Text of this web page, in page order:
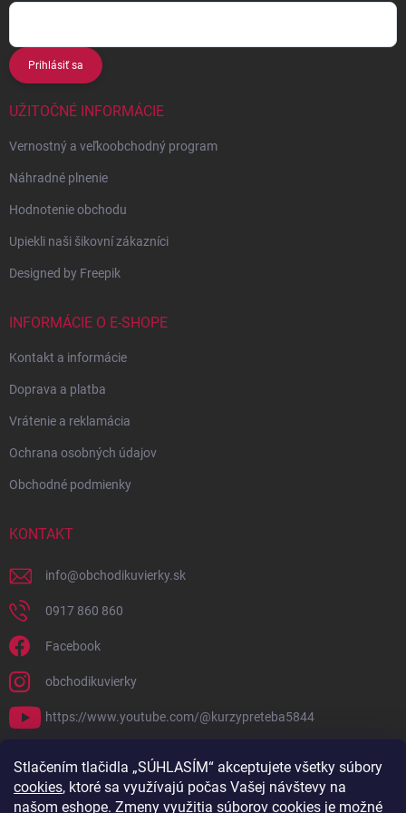
Stlačením tlačidla „SÚHLASÍM“ akceptujete všetky súbory
cookies, ktoré sa využívajú počas Vašej návštevy na
našom eshope. Zmeny využitia súborov cookies je možné
Prihlásiť sa
UŽITOČNÉ INFORMÁCIE
Vernostný a veľkoobchodný program
Náhradné plnenie
Hodnotenie obchodu
Upiekli naši šikovní zákazníci
Designed by Freepik
INFORMÁCIE O E-SHOPE
Kontakt a informácie
Doprava a platba
Vrátenie a reklamácia
Ochrana osobných údajov
Obchodné podmienky
KONTAKT
info@obchodikuvierky.sk
0917 860 860
Facebook
obchodikuvierky
https://www.youtube.com/@kurzypreteba5844
PRIJÍMAME ONLINE PLATBY